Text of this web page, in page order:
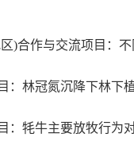
)合作与交流项目：
：林冠氮沉降下林下
：牦牛主要放牧行为